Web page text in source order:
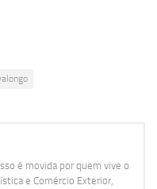
é movida por quem vive o
e Comércio Exterior,